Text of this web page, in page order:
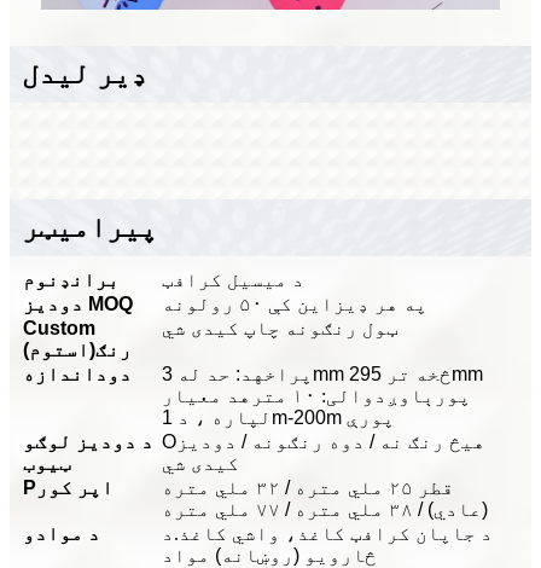
ډیر لیدل
پیرامیټر
برانډ نوم
د میسیل کرافټ
دودیز MOQ
په هر ډیزاین کې ۵۰ رولونه
Custom
(استوم)رنګ
ټول رنګونه چاپ کیدی شي
دود اندازه پراخه
د: حد له 3mm څخه تر 295mm
پورې اوږدوالی: ۱۰ متره
د معیار
لپاره
، د 1m-200m پورې
د دودیز لوګو
ټیوب
O هیڅ رنګ نه / دوه رنګونه / دودیز
کیدی شي
P اپر کور
قطر ۲۵ ملي متره / ۳۲ ملي متره
(عادي) / ۳۸ ملي متره / ۷۷ ملي متره
د موادو
د جاپان کرافټ کاغذ، واشي کاغذ. د
څارویو (روښانه) مواد